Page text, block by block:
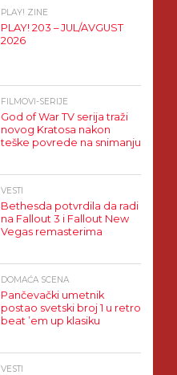
PLAY! ZINE
PLAY! 203 – JUL/AVGUST
2026
FILMOVI-SERIJE
God of War TV serija traži
novog Kratosa nakon
teške povrede na snimanju
VESTI
Bethesda potvrdila da radi
na Fallout 3 i Fallout New
Vegas remasterima
DOMAĆA SCENA
Pančevački umetnik
postao svetski broj 1 u retro
beat ’em up klasiku
VESTI